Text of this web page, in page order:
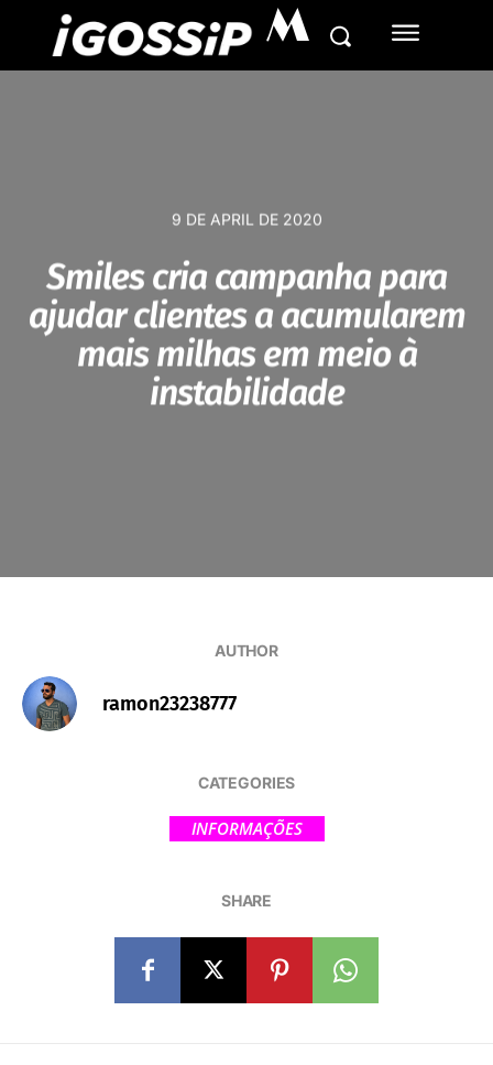
M
9 DE APRIL DE 2020
Smiles cria campanha para
ajudar clientes a acumularem
mais milhas em meio à
instabilidade
AUTHOR
ramon23238777
CATEGORIES
INFORMAÇÕES
SHARE